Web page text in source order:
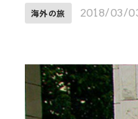
海外の旅 2018/03/